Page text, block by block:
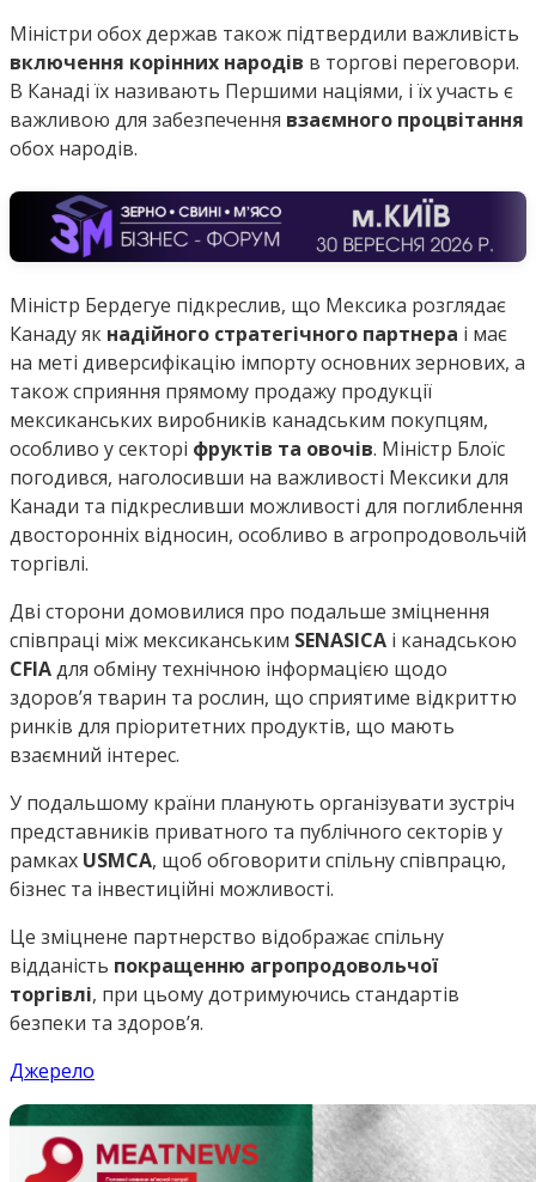
Міністри обох держав також підтвердили важливість
включення корінних народів в торгові переговори.
В Канаді їх називають Першими націями, і їх участь є
важливою для забезпечення взаємного процвітання
обох народів.
Міністр Бердегуе підкреслив, що Мексика розглядає
Канаду як надійного стратегічного партнера і має
на меті диверсифікацію імпорту основних зернових, а
також сприяння прямому продажу продукції
мексиканських виробників канадським покупцям,
особливо у секторі фруктів та овочів. Міністр Блоїс
погодився, наголосивши на важливості Мексики для
Канади та підкресливши можливості для поглиблення
двосторонніх відносин, особливо в агропродовольчій
торгівлі.
Дві сторони домовилися про подальше зміцнення
співпраці між мексиканським SENASICA і канадською
CFIAдля обміну технічною інформацією щодо
здоров’я тварин та рослин, що сприятиме відкриттю
ринків для пріоритетних продуктів, що мають
взаємний інтерес.
У подальшому країни планують організувати зустріч
представників приватного та публічного секторів у
рамках USMCA, щоб обговорити спільну співпрацю,
бізнес та інвестиційні можливості.
Це зміцнене партнерство відображає спільну
відданість покращенню агропродовольчої
торгівлі, при цьому дотримуючись стандартів
безпеки та здоров’я.
Джерело